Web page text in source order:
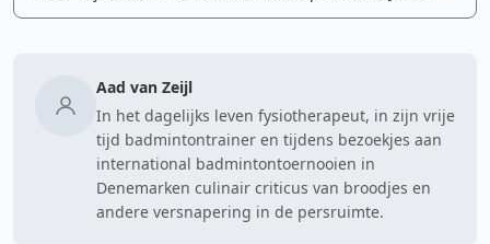
Aad van Zeijl
In het dagelijks leven fysiotherapeut, in zijn vrije
tijd badmintontrainer en tijdens bezoekjes aan
international badmintontoernooien in
Denemarken culinair criticus van broodjes en
andere versnapering in de persruimte.